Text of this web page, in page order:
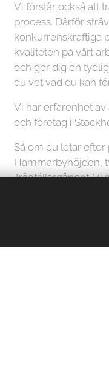
Vi förstår också att
process. Därför
konkurrenskraftiga
kvaliteten på vårt
och ger dig en
du vet vad du kan
Vi har erfarenhet
och företag i
Så om du letar
Hammarbyhöjden,
Trädfällargänget. Vi
att ta hand om
Kontakta oss idag